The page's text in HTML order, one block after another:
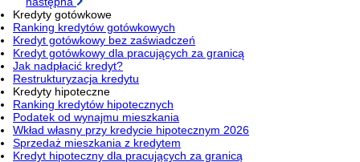
Kredyty gotówkowe
Ranking kredytów gotówkowych
Kredyt gotówkowy bez zaświadczeń
Kredyt gotówkowy dla pracujących za granicą
Jak nadpłacić kredyt?
Restrukturyzacja kredytu
Kredyty hipoteczne
Ranking kredytów hipotecznych
Podatek od wynajmu mieszkania
Wkład własny przy kredycie hipotecznym 2026
Sprzedaż mieszkania z kredytem
Kredyt hipoteczny dla pracujących za granicą